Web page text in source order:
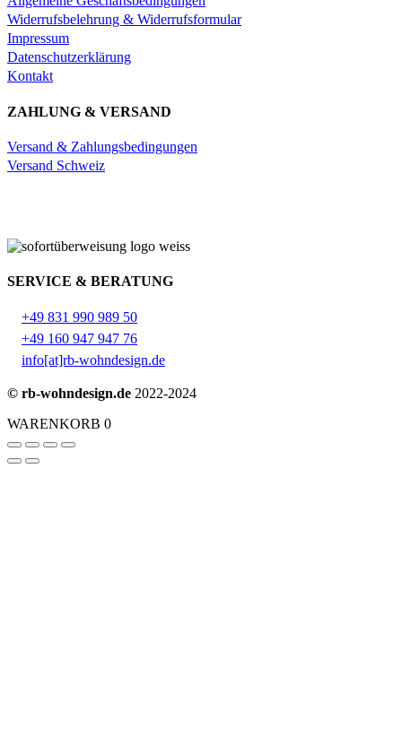
Widerrufsbelehrung & Widerrufsformular
Impressum
Datenschutzerklärung
Kontakt
ZAHLUNG & VERSAND
Versand & Zahlungsbedingungen
Versand Schweiz
SERVICE & BERATUNG
+49 831 990 989 50
+49 160 947 947 76
info[at]rb-wohndesign.de
© rb-wohndesign.de 2022-2024
WARENKORB 0